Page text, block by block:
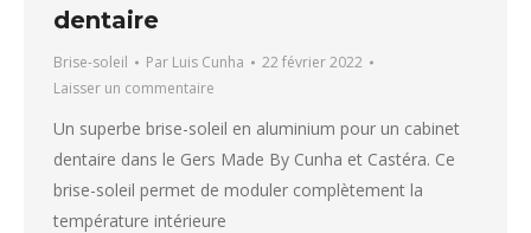
dentaire
Brise-soleil Par Luis Cunha
22 février 2022
Laisser un commentaire
Un superbe brise-soleil en aluminium pour un cabinet
dentaire dans le Gers Made By Cunha et Castéra. Ce
brise-soleil permet de moduler complètement la
température intérieure